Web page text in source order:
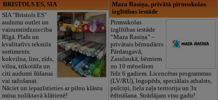
BRISTOLS ES, SIA
SIA "Bristols ES"
audumu outlet un
vairumtirdzniecība
Rīgā. Plašs un
kvalitatīvs tekstila
sortiments:
kokvilna, lins, zīds,
vilna, trikotāža un
citi audumi šūšanai
vai ražošanai.
Nāciet un iepazīstieties ar pilnu klāstu
mūsu noliktavā klātienē!
Maza Rasiņa, privātā pirmsskolas
izglītības iestāde
Pirmsskolas
izglītības iestāde
“Maza Rasiņa” –
privātais bērnudārzs
Pārdaugavā,
Zasulaukā, bērniem
no 10 mēnešiem
līdz 6 gadiem. Licencētas programmas
(LV/RU), logopēds, speciālais atbalsts,
pulciņi, liela zaļa teritorija un 3x
ēdināšana. Strādājam visu gadu!